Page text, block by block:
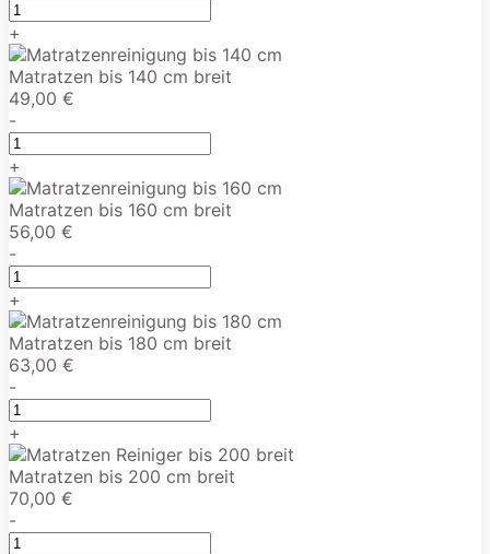
+
Matratzen bis 140 cm breit
49,00 €
-
+
Matratzen bis 160 cm breit
56,00 €
-
+
Matratzen bis 180 cm breit
63,00 €
-
+
Matratzen bis 200 cm breit
70,00 €
-